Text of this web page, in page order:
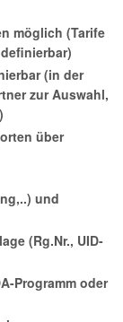
möglich (Tarife
(in der
zur Auswahl,
über
und
(Rg.Nr., UID-
Programm oder